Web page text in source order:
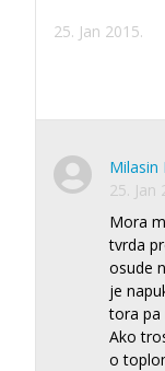
25. Jan 2015.
Milasin
25. Jan
Mora
tvrda
osude
je
tora pa
Ako
o